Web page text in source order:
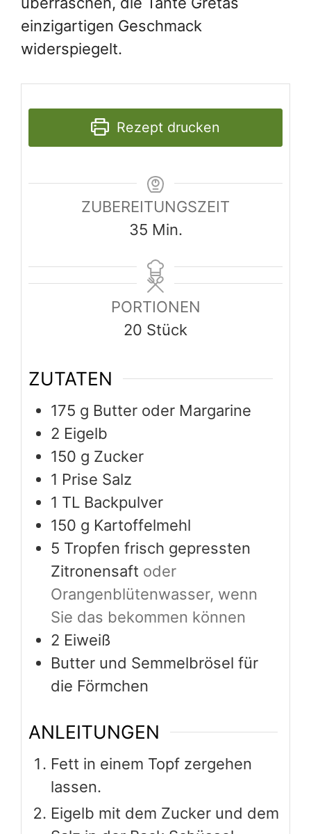
einzigartigen Geschmack
widerspiegelt.
Rezept drucken
ZUBEREITUNGSZEIT
35Minuten
Min.
PORTIONEN
20 Stück
ZUTATEN
175 g Butter oder Margarine
2 Eigelb
150 g Zucker
1 Prise Salz
1 TL Backpulver
150 g Kartoffelmehl
5 Tropfen frisch gepressten
Zitronensaft oder
Orangenblütenwasser, wenn
Sie das bekommen können
2 Eiweiß
Butter und Semmelbrösel für
die Förmchen
ANLEITUNGEN
Fett in einem Topf zergehen
lassen.
Eigelb mit dem Zucker und dem